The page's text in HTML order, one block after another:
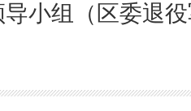
小组（区委退